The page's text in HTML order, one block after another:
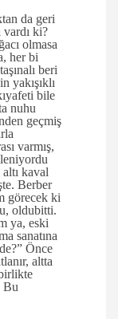
da geri
vardı ki?
olmasa
her bi
beri
yakışıklı
bile
nuhu
geçmiş
varmış,
kaval
Berber
görecek ki
oldubitti.
ya, eski
sanatına
Önce
altta
Bu